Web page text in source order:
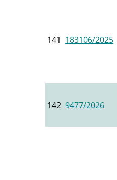
141 183106/2025
142 9477/2026